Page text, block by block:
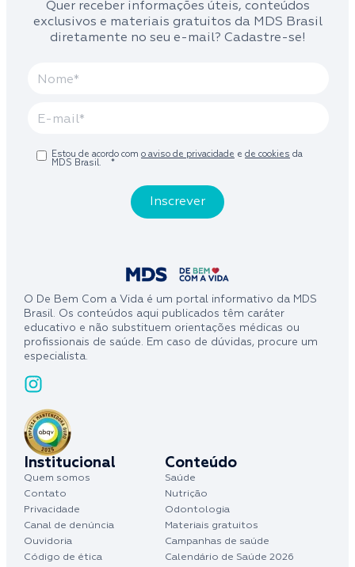
Quer receber informações úteis, conteúdos
exclusivos e materiais gratuitos da MDS Brasil
diretamente no seu e-mail? Cadastre-se!
Estou de acordo com o aviso de privacidade e de cookies da
MDS Brasil.
*
O De Bem Com a Vida é um portal informativo da MDS
Brasil. Os conteúdos aqui publicados têm caráter
educativo e não substituem orientações médicas ou
profissionais de saúde. Em caso de dúvidas, procure um
especialista.
Institucional
Quem somos
Contato
Privacidade
Canal de denúncia
Ouvidoria
Código de ética
Conteúdo
Saúde
Nutrição
Odontologia
Materiais gratuitos
Campanhas de saúde
Calendário de Saúde 2026